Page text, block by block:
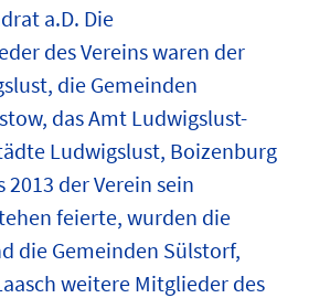
a.D. Die
des Vereins waren der
die Gemeinden
das Amt Ludwigslust-
Ludwigslust, Boizenburg
2013 der Verein sein
feierte, wurden die
die Gemeinden Sülstorf,
weitere Mitglieder des